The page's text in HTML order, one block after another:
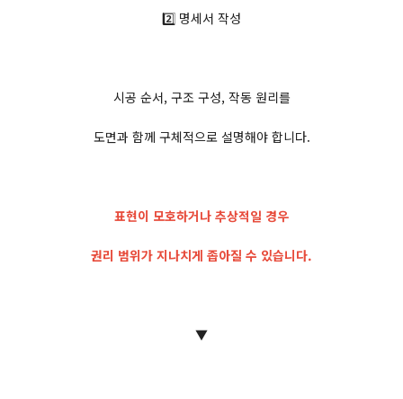
2️⃣ 명세서 작성
시공 순서, 구조 구성, 작동 원리를
도면과 함께 구체적으로 설명해야 합니다.
표현이 모호하거나 추상적일 경우
권리 범위가 지나치게 좁아질 수 있습니다.
▼